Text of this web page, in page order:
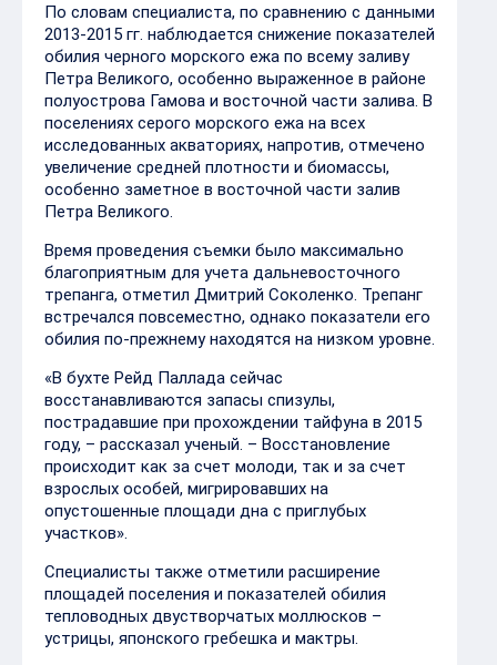
По словам специалиста, по сравнению с данными
2013-2015 гг. наблюдается снижение показателей
обилия черного морского ежа по всему заливу
Петра Великого, особенно выраженное в районе
полуострова Гамова и восточной части залива. В
поселениях серого морского ежа на всех
исследованных акваториях, напротив, отмечено
увеличение средней плотности и биомассы,
особенно заметное в восточной части залив
Петра Великого.
Время проведения съемки было максимально
благоприятным для учета дальневосточного
трепанга, отметил Дмитрий Соколенко. Трепанг
встречался повсеместно, однако показатели его
обилия по-прежнему находятся на низком уровне.
«В бухте Рейд Паллада сейчас
восстанавливаются запасы спизулы,
пострадавшие при прохождении тайфуна в 2015
году, – рассказал ученый. – Восстановление
происходит как за счет молоди, так и за счет
взрослых особей, мигрировавших на
опустошенные площади дна с приглубых
участков».
Специалисты также отметили расширение
площадей поселения и показателей обилия
тепловодных двустворчатых моллюсков –
устрицы, японского гребешка и мактры.